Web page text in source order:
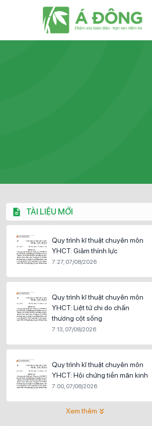
TÀI LIỆU MỚI
Quy trình kĩ thuật chuyên môn
YHCT: Giảm thính lực
7:27, 07/08/2026
Quy trình kĩ thuật chuyên môn
YHCT: Liệt tứ chi do chấn
thương cột sống
7:13, 07/08/2026
Quy trình kĩ thuật chuyên môn
YHCT: Hội chứng tiền mãn kinh
7:00, 07/08/2026
Xem thêm